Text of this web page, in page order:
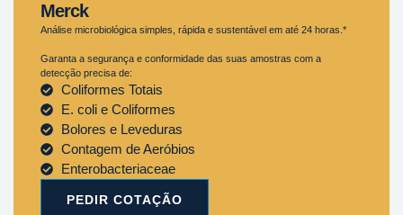
Merck
Análise microbiológica simples, rápida e sustentável em até 24 horas.*
Garanta a segurança e conformidade das suas amostras com a
detecção precisa de:
Coliformes Totais
E. coli e Coliformes
Bolores e Leveduras
Contagem de Aeróbios
Enterobacteriaceae
PEDIR COTAÇÃO